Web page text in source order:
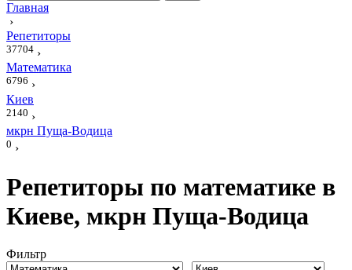
Главная
›
Репетиторы
37704 ›
Математика
6796 ›
Киев
2140 ›
мкрн Пуща-Водица
0 ›
Репетиторы по математике в
Киеве, мкрн Пуща-Водица
Фильтр